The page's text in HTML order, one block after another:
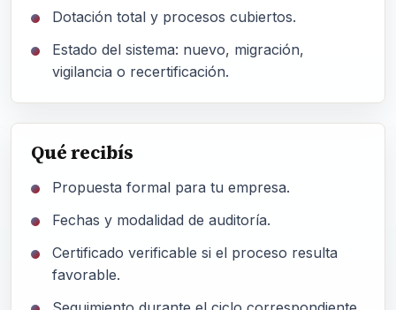
Dotación total y procesos cubiertos.
Estado del sistema: nuevo, migración,
vigilancia o recertificación.
Qué recibís
Propuesta formal para tu empresa.
Fechas y modalidad de auditoría.
Certificado verificable si el proceso resulta
favorable.